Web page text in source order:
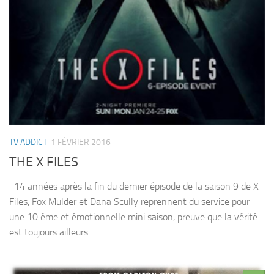
TV ADDICT 1 FÉVRIER 2016
THE X FILES
14 années après la fin du dernier épisode de la saison 9 de X
Files, Fox Mulder et Dana Scully reprennent du service pour
une 10 éme et émotionnelle mini saison, preuve que la vérité
est toujours ailleurs.